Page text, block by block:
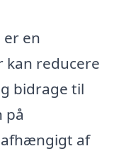
er en
reducere
bidrage til
på
af